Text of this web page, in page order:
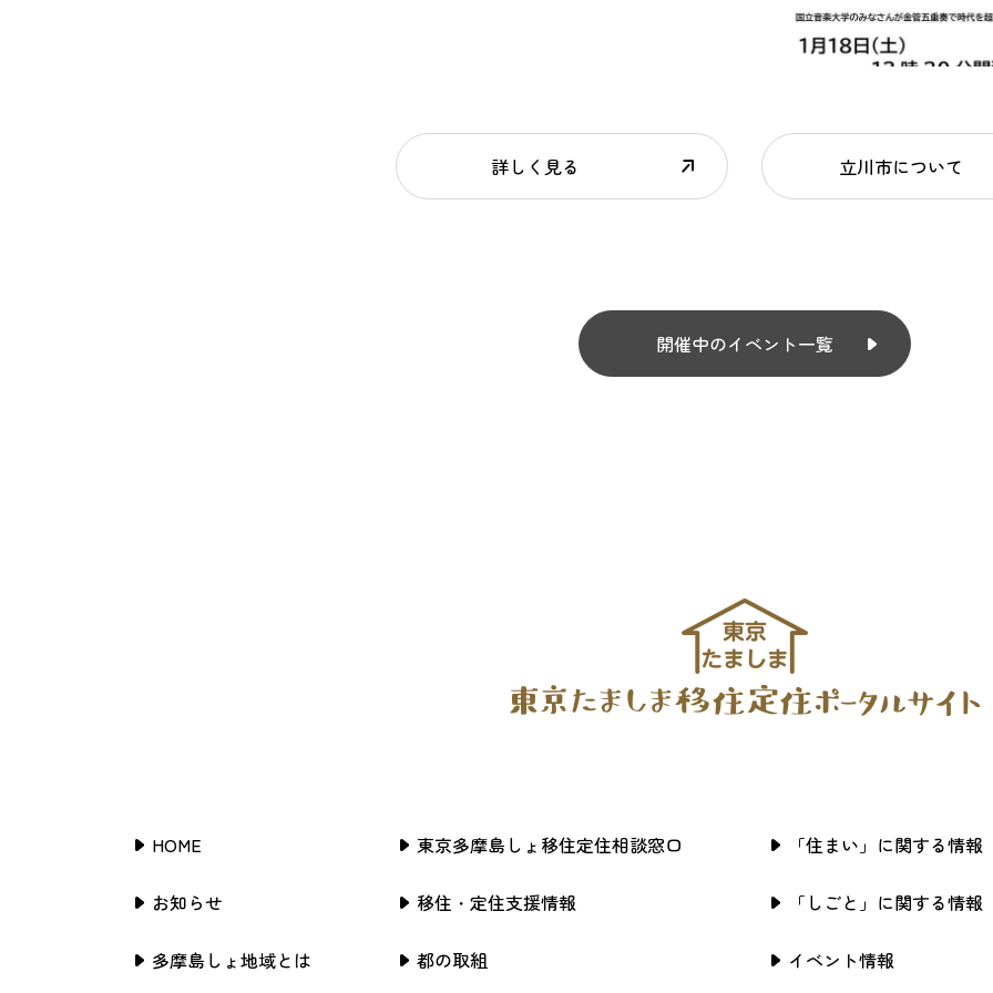
詳しく見る 立川市について
開催中のイベント一覧
HOME
お知らせ
多摩島しょ地域とは
東京多摩島しょ移住定住相談窓口
移住・定住支援情報
都の取組
「住まい」に関する情報
「しごと」に関する情報
イベント情報